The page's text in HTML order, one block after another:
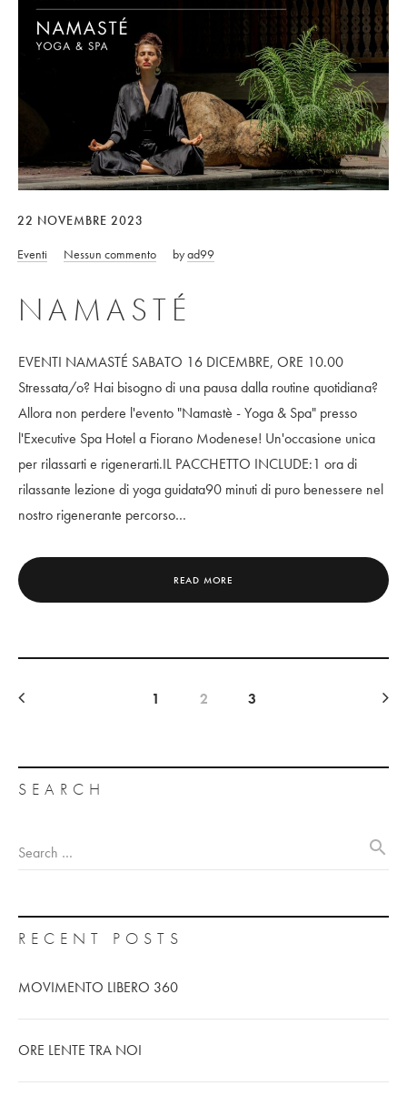
22 NOVEMBRE 2023
Eventi Nessun commento byad99
NAMASTÉ
EVENTI NAMASTÉ SABATO 16 DICEMBRE, ORE 10.00
Stressata/o? Hai bisogno di una pausa dalla routine quotidiana?
Allora non perdere l'evento "Namastè - Yoga & Spa" presso
l'Executive Spa Hotel a Fiorano Modenese! Un'occasione unica
per rilassarti e rigenerarti.IL PACCHETTO INCLUDE:1 ora di
rilassante lezione di yoga guidata90 minuti di puro benessere nel
nostro rigenerante percorso…
READ MORE
1 2 3
SEARCH
Search … search
RECENT POSTS
MOVIMENTO LIBERO 360
ORE LENTE TRA NOI